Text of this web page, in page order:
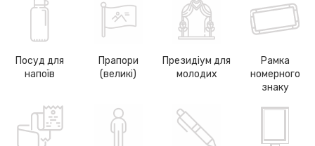
Посуд для
напоїв
Прапори
(великі)
Президіум для
молодих
Рамка
номерного
знаку